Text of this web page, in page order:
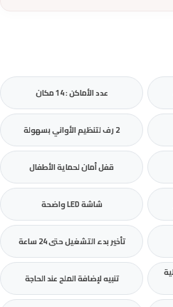
عدد الأماكن : 14 مكان
2 رف لتنظيم الأواني بسهولة
قفل أمان لحماية الأطفال
شاشة LED واضحة
تأخير بدء التشغيل حتى 24 ساعة
تنبيه لإضافة الملح عند الحاجة